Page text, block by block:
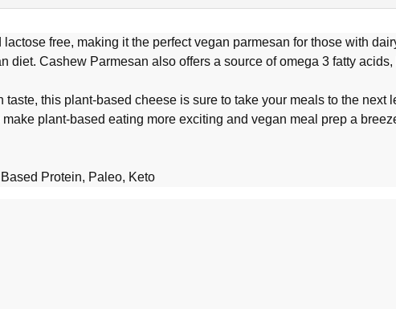
free, making it the perfect vegan parmesan for those with
diet. Cashew Parmesan also offers a source of omega 3 fatty
taste, this plant-based cheese is sure to take your meals to the
plant-based eating more exciting and vegan meal prep a
Protein, Paleo, Keto